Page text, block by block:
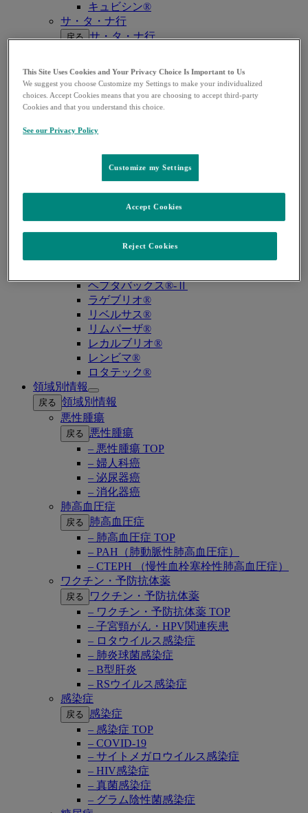
キュビシン®
サ・タ・ナ行
戻る サ・タ・ナ行
シベクトロ®
ジャヌビア®
シルガード®9
スージャヌ®
ニューモバックス®NP
ノクサフィル®
ハ・マ・ラ行
ハ・マ・ラ行
バクニュバンス®（成人）
ブリディオン®
ヘプタバックス®-Ⅱ
ラゲブリオ®
リベルサス®
リムパーザ®
レカルブリオ®
レンビマ®
ロタテック®
領域別情報
Open
submenu
戻る 領域別情報
悪性腫瘍
戻る
悪性腫瘍
– 悪性腫瘍 TOP
– 婦人科癌
– 泌尿器癌
– 消化器癌
肺高血圧症
戻る
肺高血圧症
– 肺高血圧症 TOP
– PAH（肺動脈性肺高血圧症）
– CTEPH （慢性血栓塞栓性肺高血圧症）
ワクチン・予防抗体薬
戻る
ワクチン・予防抗体薬
– ワクチン・予防抗体薬 TOP
– 子宮頸がん・HPV関連疾患
– ロタウイルス感染症
– 肺炎球菌感染症
– B型肝炎
– RSウイルス感染症
感染症
戻る
感染症
– 感染症 TOP
– COVID-19
– サイトメガロウイルス感染症
– HIV感染症
– 真菌感染症
– グラム陰性菌感染症
This Site Uses Cookies and Your Privacy Choice Is Important to Us
We suggest you choose Customize my Settings to make your individualized
choices. Accept Cookies means that you are choosing to accept third-party
Cookies and that you understand this choice.
See our Privacy Policy
Customize my Settings
Reject Cookies
Accept Cookies